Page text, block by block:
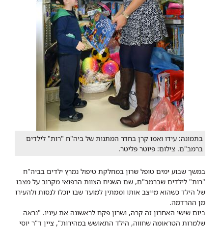
בתמונה: עידו ואמו קרן בחדר המתנות של ביה"ח "רות" לילדים
ברמב"ם. צילום: פיוטר פליטר.
במשך שבוע ימים טופל שרון במחלקת טיפול נמרץ ילדים בביה"ח
"רות" לילדים שברמב"ם, שם השגיח הצוות הרפואי מקרוב על מצבו
של הילד כשהוא מייצב אותו וממתין למועד שבו יוכלו לנסות ולהעירו
מן ההרדמה.
ביום שישי האחרון זה קרה, ושרון פקח לראשונה את עיניו. "נראה
שלמרות הטראומה שחווה, הילד התאושש במהירות", ציין ד"ר יוסי